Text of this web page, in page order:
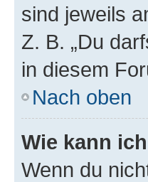
sind jeweils
Z. B. „Du
in diesem
Nach oben
Wie kann
Wenn du